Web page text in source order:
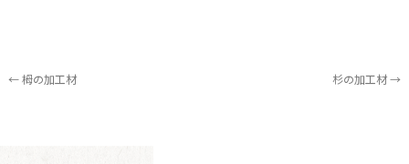
←栂の加工材 杉の加工材→